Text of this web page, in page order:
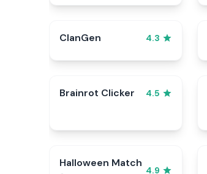
ClanGen 4.3
Brainrot Clicker 4.5
Halloween Match
4.9